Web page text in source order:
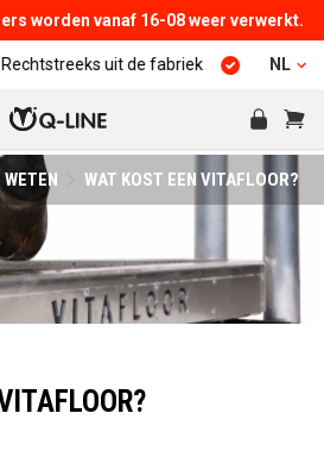
worden vanaf 16-08 weer verwerkt.
uit de fabriek 25 jaar ervaring
NL
WAT KOST EEN VITAFLOOR?